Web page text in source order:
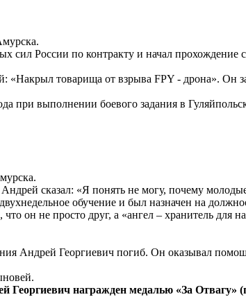
сил России по контракту и начал
«Накрыл товарища от взрыва FPY - дрона». Он
при выполнении боевого задания в
сказал: «Я понять не могу, почему
обучение и был назначен на
он не просто друг, а «ангел – хранитель для
Андрей Георгиевич погиб. Он оказывал
Георгиевич награжден медалью «За Отвагу»